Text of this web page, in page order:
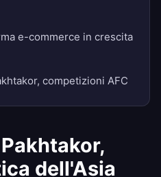
e-commerce in crescita
competizioni AFC
dell'Asia